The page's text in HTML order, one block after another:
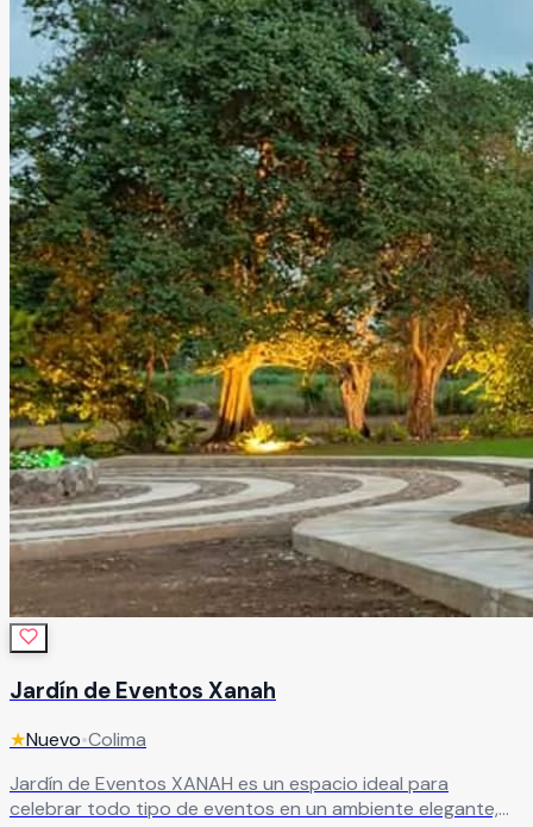
Jardín de Eventos Xanah
★Nuevo•Colima
Jardín de Eventos XANAH es un espacio ideal para
celebrar todo tipo de eventos en un ambiente elegante,